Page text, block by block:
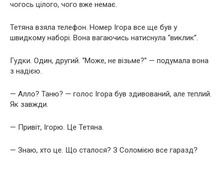
чогось цілого, чого вже немає.
Тетяна взяла телефон. Номер Ігора все ще був у
швидкому наборі. Вона вагаючись натиснула “виклик”.
Гудки. Один, другий. “Може, не візьме?” — подумала вона
з надією.
— Алло? Таню? — голос Ігора був здивований, але теплий.
Як завжди.
— Привіт, Ігорю. Це Тетяна.
— Знаю, хто це. Що сталося? З Соломією все гаразд?